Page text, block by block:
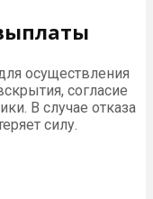
осуществления
согласие
В случае отказа
силу.